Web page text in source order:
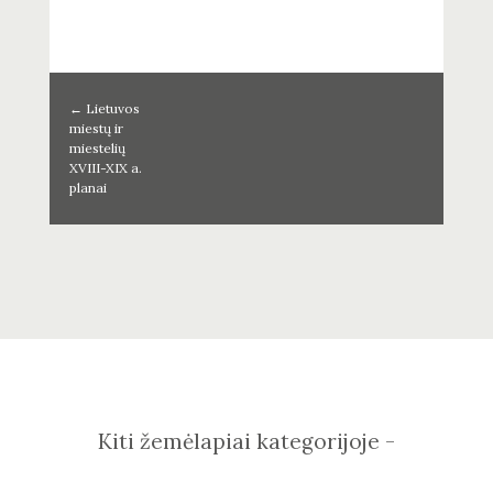
← Lietuvos
miestų ir
miestelių
XVIII-XIX a.
planai
Kiti žemėlapiai kategorijoje -